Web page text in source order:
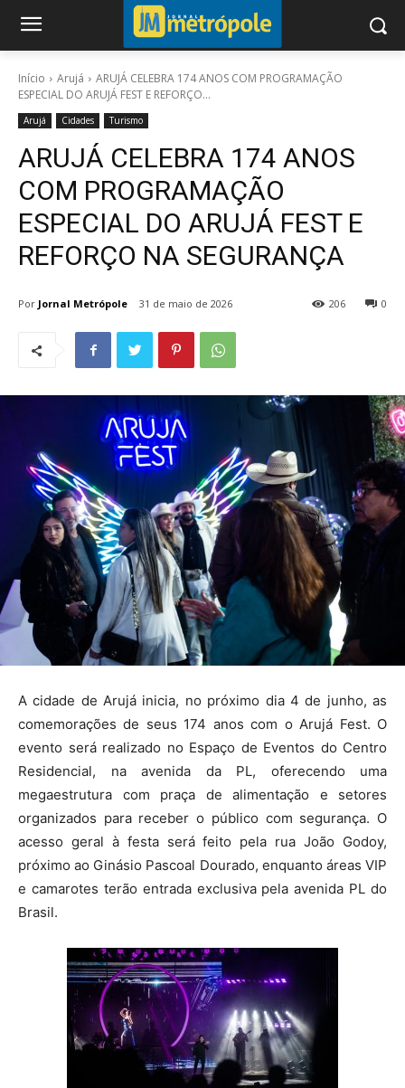
Início Arujá
ARUJÁ CELEBRA 174 ANOS COM PROGRAMAÇÃO
ESPECIAL DO ARUJÁ FEST E REFORÇO...
Arujá Cidades Turismo
ARUJÁ CELEBRA 174 ANOS
COM PROGRAMAÇÃO
ESPECIAL DO ARUJÁ FEST E
REFORÇO NA SEGURANÇA
Por Jornal Metrópole 31 de maio de 2026 0
206
A cidade de Arujá inicia, no próximo dia 4 de junho, as
comemorações de seus 174 anos com o Arujá Fest. O
evento será realizado no Espaço de Eventos do Centro
Residencial, na avenida da PL, oferecendo uma
megaestrutura com praça de alimentação e setores
organizados para receber o público com segurança. O
acesso geral à festa será feito pela rua João Godoy,
próximo ao Ginásio Pascoal Dourado, enquanto áreas VIP
e camarotes terão entrada exclusiva pela avenida PL do
Brasil.